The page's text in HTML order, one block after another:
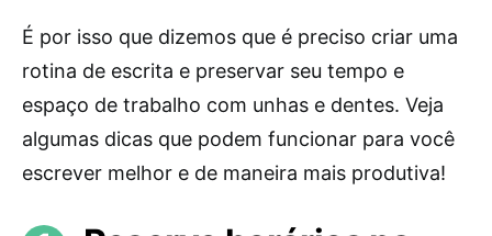
É por isso que dizemos que é preciso criar uma
rotina de escrita e preservar seu tempo e
espaço de trabalho com unhas e dentes. Veja
algumas dicas que podem funcionar para você
escrever melhor e de maneira mais produtiva!